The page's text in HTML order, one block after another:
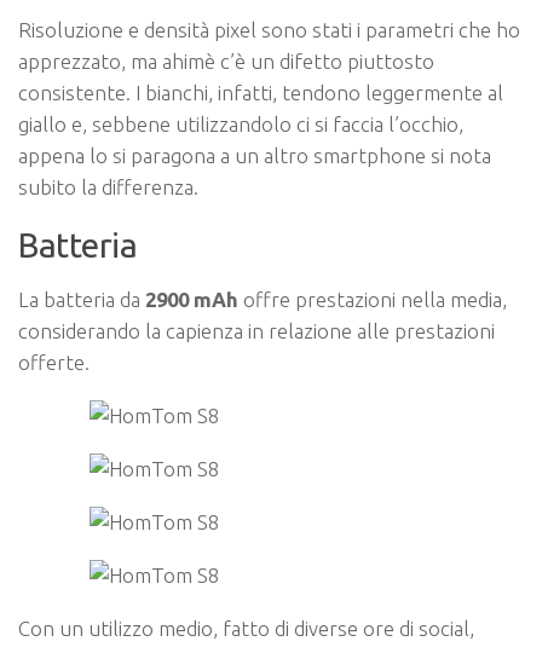
Risoluzione e densità pixel sono stati i parametri che ho
apprezzato, ma ahimè c’è un difetto piuttosto
consistente. I bianchi, infatti, tendono leggermente al
giallo e, sebbene utilizzandolo ci si faccia l’occhio,
appena lo si paragona a un altro smartphone si nota
subito la differenza.
Batteria
La batteria da 2900 mAh offre prestazioni nella media,
considerando la capienza in relazione alle prestazioni
offerte.
Con un utilizzo medio, fatto di diverse ore di social,